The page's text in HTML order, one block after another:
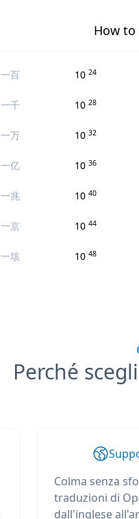
How to
一百
一千
一万
一亿
一兆
一京
一垓
10 24
10 28
10 32
10 36
10 40
10 44
10 48
Perché
Colma senza
traduzioni di
dall'inglese